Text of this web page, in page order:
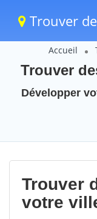
Trouver
Accueil
Trouver
Développer
Trouver
votre